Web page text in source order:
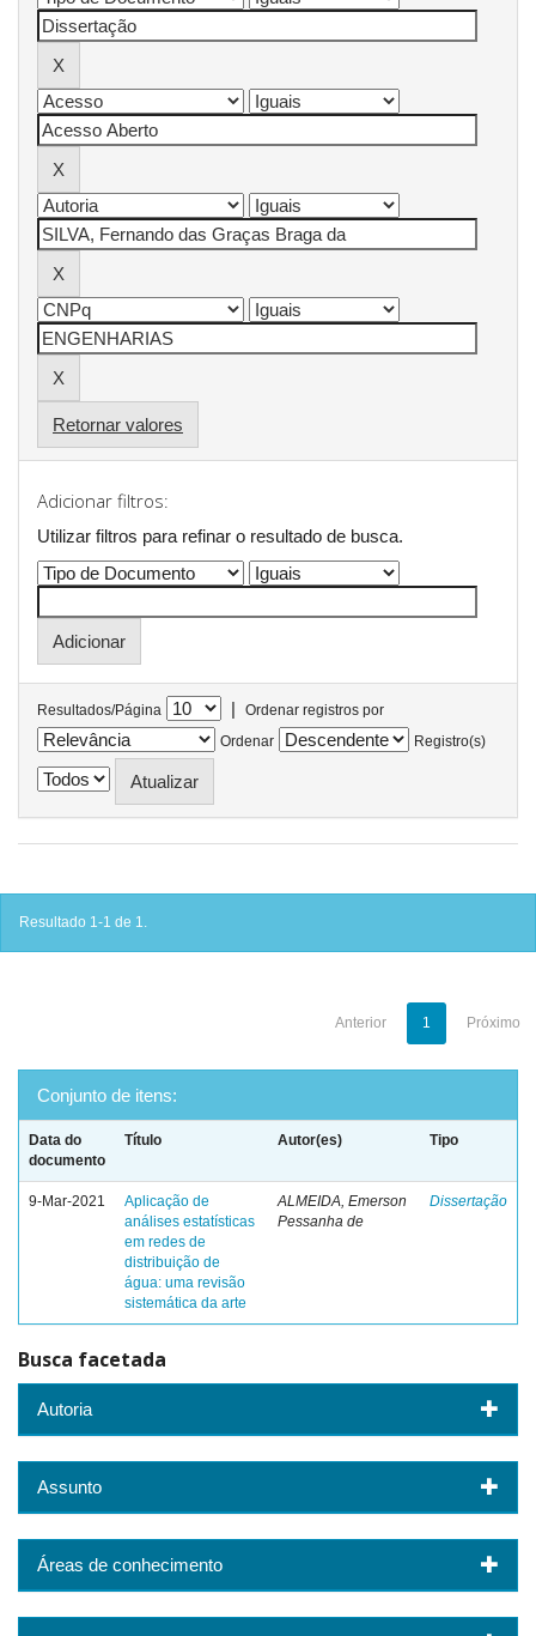
Retornar valores
Adicionar filtros:
Utilizar filtros para refinar o resultado de busca.
Resultados/Página |
Ordenar registros por
Ordenar
Registro(s)
Resultado 1-1 de 1.
Anterior 1 Próximo
Conjunto de itens:
Data do
documento
Título Autor(es) Tipo
9-Mar-2021
Aplicação de
análises estatísticas
em redes de
distribuição de
água: uma revisão
sistemática da arte
ALMEIDA, Emerson
Pessanha de
Dissertação
Busca facetada
Autoria
Assunto
Áreas de conhecimento